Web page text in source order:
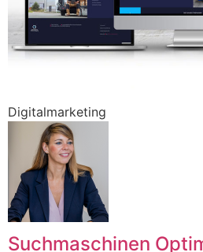
Digitalmarketing
Suchmaschinen